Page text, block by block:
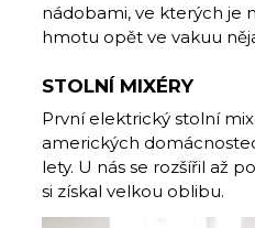
nádobami, ve kterých je
hmotu opět ve vakuu
STOLNÍ MIXÉRY
První elektrický stolní
amerických
lety. U nás se rozšířil až
si získal velkou oblibu.